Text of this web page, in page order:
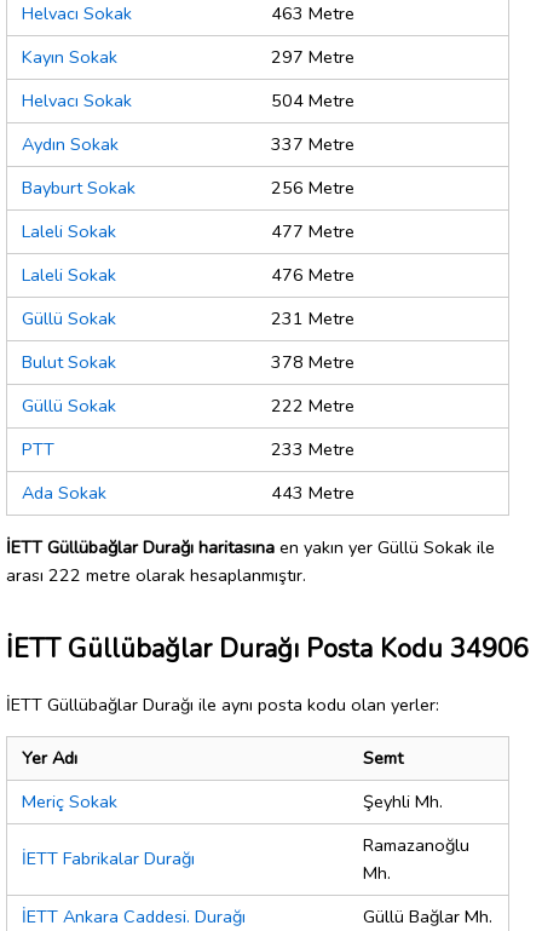
Helvacı Sokak
463 Metre
Kayın Sokak
297 Metre
Helvacı Sokak
504 Metre
Aydın Sokak
337 Metre
Bayburt Sokak
256 Metre
Laleli Sokak
477 Metre
Laleli Sokak
476 Metre
Güllü Sokak
231 Metre
Bulut Sokak
378 Metre
Güllü Sokak
222 Metre
PTT
233 Metre
Ada Sokak
443 Metre
İETT Güllübağlar Durağı haritasına en yakın yer Güllü Sokak ile
arası 222 metre olarak hesaplanmıştır.
İETT Güllübağlar Durağı Posta Kodu 34906
İETT Güllübağlar Durağı ile aynı posta kodu olan yerler:
Yer Adı
Semt
Meriç Sokak
Şeyhli Mh.
İETT Fabrikalar Durağı
Ramazanoğlu
Mh.
İETT Ankara Caddesi. Durağı
Güllü Bağlar Mh.